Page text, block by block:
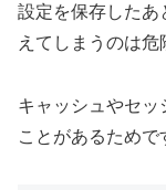
設定を保存したあ
えてしまうのは危
キャッシュやセッ
ことがあるためで